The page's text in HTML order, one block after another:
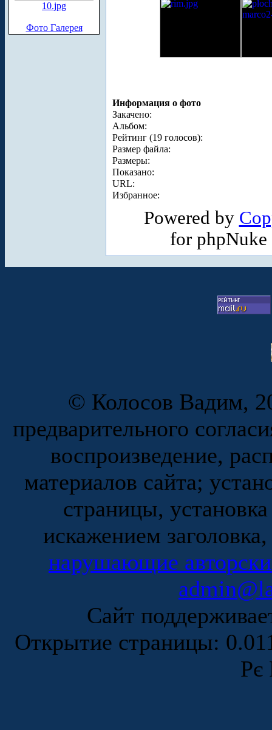
10.jpg
Фото Галерея
Информация о фото
Закачено:
Альбом:
Рейтинг (19 голосов):
Размер файла:
Размеры:
Показано:
URL:
Избранное:
Powered by
for
© Колосов Вадим,
предварительного
воспроизведение,
материалов сайта;
страницы,
искажением
нарушающие
Сайт
Открытие страницы:
Рє